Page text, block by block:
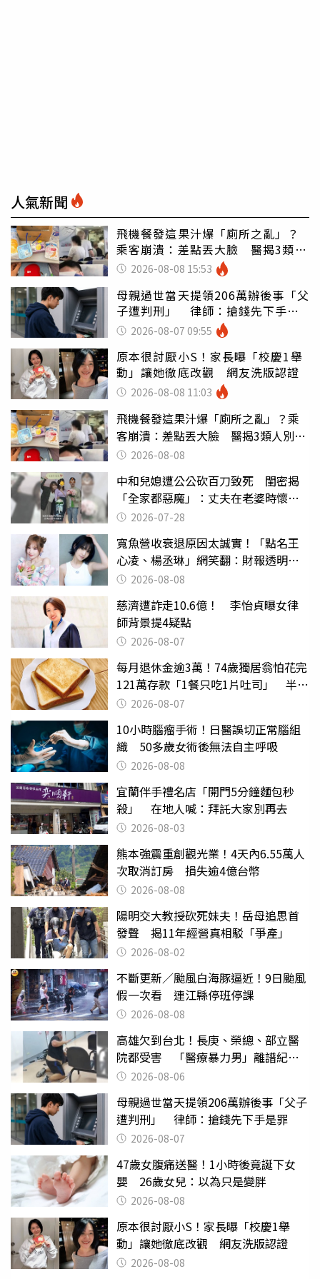
人氣新聞
飛機餐發這果汁爆「廁所之亂」？
乘客崩潰：差點丟大臉 醫揭3類人
別亂喝
2026-08-08 15:53
母親過世當天提領206萬辦後事「父
子遭判刑」 律師：搶錢先下手是
罪 2026-08-07 09:55
原本很討厭小S！家長曝「校慶1舉
動」讓她徹底改觀 網友洗版認證
2026-08-08 11:03
飛機餐發這果汁爆「廁所之亂」？乘
客崩潰：差點丟大臉 醫揭3類人別亂
喝 2026-08-08
中和兒媳遭公公砍百刀致死 閨密揭
「全家都惡魔」：丈夫在老婆時懷孕
摔東西
2026-07-28
寬魚營收衰退原因太誠實！「點名王
心凌、楊丞琳」網笑翻：財報透明度
滿分2026-08-08
慈濟遭詐走10.6億！ 李怡貞曝女律
師背景提4疑點
2026-08-07
每月退休金逾3萬！74歲獨居翁怕花完
121萬存款「1餐只吃1片吐司」 半年
後暴瘦嚇壞女兒
2026-08-07
10小時腦瘤手術！日醫誤切正常腦組
織 50多歲女術後無法自主呼吸
2026-08-08
宜蘭伴手禮名店「開門5分鐘麵包秒
殺」 在地人喊：拜託大家別再去
2026-08-03
熊本強震重創觀光業！4天內6.55萬人
次取消訂房 損失逾4億台幣
2026-08-08
陽明交大教授砍死妹夫！岳母追思首
發聲 揭11年經營真相駁「爭產」
2026-08-02
不斷更新／颱風白海豚逼近！9日颱風
假一次看 連江縣停班停課
2026-08-08
高雄欠到台北！長庚、榮總、部立醫
院都受害 「醫療暴力男」離譜紀錄
曝光2026-08-06
母親過世當天提領206萬辦後事「父子
遭判刑」 律師：搶錢先下手是罪
2026-08-07
47歲女腹痛送醫！1小時後竟誕下女
嬰 26歲女兒：以為只是變胖
2026-08-08
原本很討厭小S！家長曝「校慶1舉
動」讓她徹底改觀 網友洗版認證
2026-08-08